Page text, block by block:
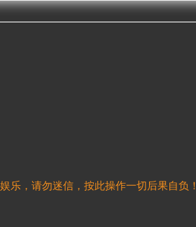
乐，请勿迷信，按此操作一切后果自负！